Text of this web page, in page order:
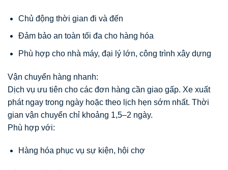
Chủ động thời gian đi và đến
Đảm bảo an toàn tối đa cho hàng hóa
Phù hợp cho nhà máy, đại lý lớn, công trình xây dựng
Vận chuyển hàng nhanh:
Dịch vụ ưu tiên cho các đơn hàng cần giao gấp. Xe xuất
phát ngay trong ngày hoặc theo lịch hẹn sớm nhất. Thời
gian vận chuyển chỉ khoảng 1,5–2 ngày.
Phù hợp với:
Hàng hóa phục vụ sự kiện, hội chợ